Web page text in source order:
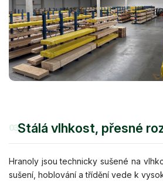
03Stálá vlhkost, přesné
Hranoly jsou technicky sušené na
sušení, hoblování a třídění vede k